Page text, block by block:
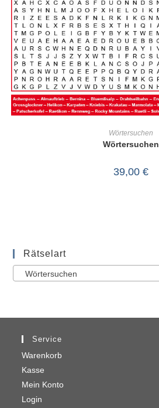
Wörtersuchen
Wörtersuchen
39,00 €
Rätselart
Wörtersuchen
Service
Warenkorb
Kasse
Mein Konto
Login